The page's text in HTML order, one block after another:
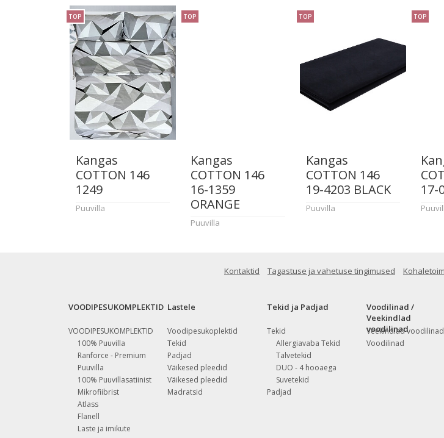
TOP
Kangas
COTTON 146
1249
Puuvilla
TOP
Kangas
COTTON 146
16-1359
ORANGE
Puuvilla
TOP
Kangas
COTTON 146
19-4203 BLACK
Puuvilla
TOP
17-
Kontaktid Tagastuse ja vahetuse tingimused
VOODIPESUKOMPLEKTID
VOODIPESUKOMPLEKTID
100% Puuvilla
Ranforce - Premium
Puuvilla
100% Puuvillasatiinist
Mikrofiibrist
Atlass
Flanell
Laste ja imikute
Lastele
Voodipesukoplektid
Tekid
Padjad
Väikesed pleedid
Väikesed pleedid
Madratsid
Tekid ja Padjad
Tekid
Allergiavaba Tekid
Talvetekid
DUO - 4 hooaega
Suvetekid
Padjad
Voodilinad /
Veekindlad
voodilinad
Veekindlad voodilinad
Voodilinad